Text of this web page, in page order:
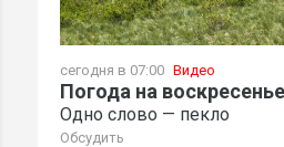
сегодня в 07:00 Видео
Погода на
Одно слово — пекло
Обсудить